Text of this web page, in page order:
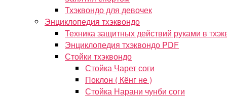
Тхэквондо для девочек
Энциклопедия тхэквондо
Техника защитных действий руками в
Энциклопедия тхэквондо PDF
Стойки тхэквондо
Стойка Чарет соги
Поклон ( Кёнг не )
Стойка Нарани чунби соги